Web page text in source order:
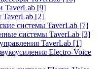
TaverLab [9]
[2]
системы TaverLab [7]
системы TaverLab [3]
TaverLab [1]
Electro-Voice